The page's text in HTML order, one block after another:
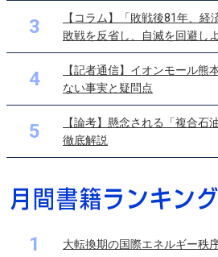
3
【コラム】「敗戦後81年、
敗戦を反省し、自滅を回避しよ
4
【記者通信】イオンモール熊
ない事実と疑問点
5
【論考】懸念される「複合石
徹底解説
1 大転換期の国際エネルギー秩